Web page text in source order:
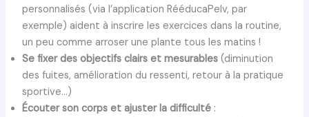
personnalisés (via l’application RééducaPelv, par
exemple) aident à inscrire les exercices dans la routine,
un peu comme arroser une plante tous les matins !
Se fixer des objectifs clairs et mesurables(diminution
des fuites, amélioration du ressenti, retour à la pratique
sportive…)
Écouter son corps et ajuster la difficulté: